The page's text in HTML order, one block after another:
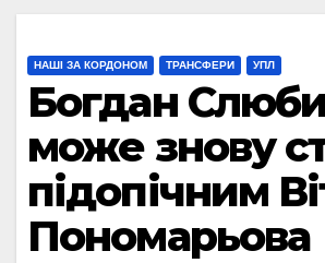
НАШІ ЗА КОРДОНОМ ТРАНСФЕРИ УПЛ
Богдан
може знову
підопічним
Пономарьова